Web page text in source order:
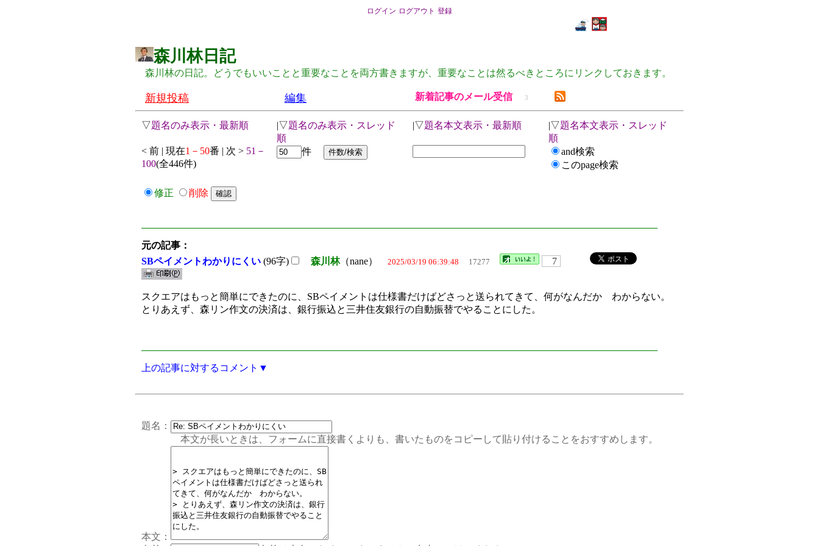
ログイン ログアウト 登録
森川林日記
森川林の日記。どうでもいいことと重要なことを両方書きますが、重要なことは然るべきところにリンクしておきます。
新規投稿 編集 新着記事のメール受信 3
▽題名のみ表示・最新順 |▽題名のみ表示・スレッド
順
|▽題名本文表示・最新順 |▽題名本文表示・スレッド
順
< 前 | 現在1－50番 | 次 > 51－
100(全446件)
件
and検索
このpage検索
修正 削除
元の記事：
SBペイメントわかりにくい (96字) 森川林（nane） 2025/03/19 06:39:48 17277 7
スクエアはもっと簡単にできたのに、SBペイメントは仕様書だけばどさっと送られてきて、何がなんだか わからない。
とりあえず、森リン作文の決済は、銀行振込と三井住友銀行の自動振替でやることにした。
上の記事に対するコメント▼
題名：
本文が長いときは、フォームに直接書くよりも、書いたものをコピーして貼り付けることをおすすめします。
本文：